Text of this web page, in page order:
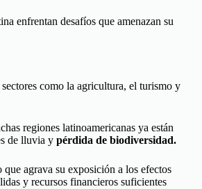
enfrentan desafíos que amenazan su
como la agricultura, el turismo y
regiones latinoamericanas ya están
de lluvia y pérdida de biodiversidad.
que agrava su exposición a los efectos
y recursos financieros suficientes